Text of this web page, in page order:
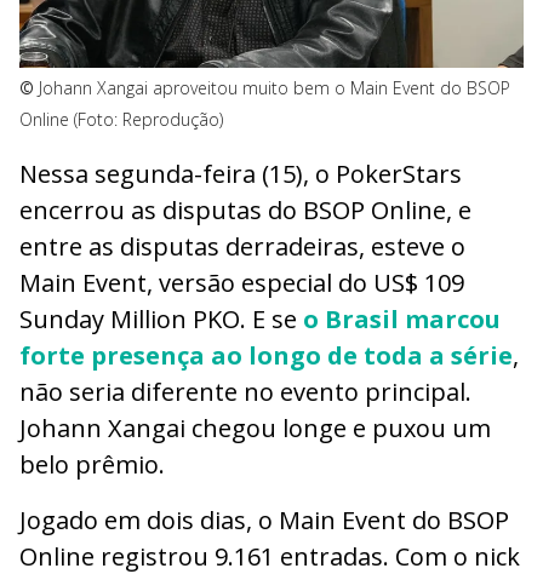
© Johann Xangai aproveitou muito bem o Main Event do BSOP
Online (Foto: Reprodução)
Nessa segunda-feira (15), o PokerStars
encerrou as disputas do BSOP Online, e
entre as disputas derradeiras, esteve o
Main Event, versão especial do US$ 109
Sunday Million PKO. E se o Brasil marcou
forte presença ao longo de toda a série,
não seria diferente no evento principal.
Johann Xangai chegou longe e puxou um
belo prêmio.
Jogado em dois dias, o Main Event do BSOP
Online registrou 9.161 entradas. Com o nick